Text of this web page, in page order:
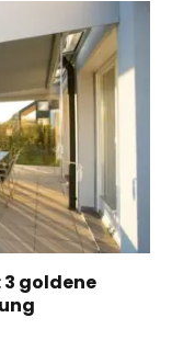
goldene